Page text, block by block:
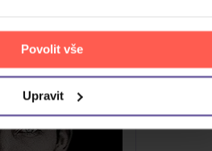
Povolit vše
Upravit